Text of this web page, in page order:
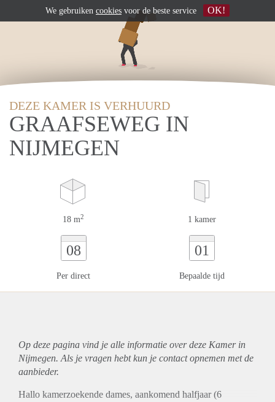
DEZE KAMER IS VERHUURD
GRAAFSEWEG IN
NIJMEGEN
18 m2 1 kamer
08
Per direct
01
Bepaalde tijd
Op deze pagina vind je alle informatie over deze Kamer in
Nijmegen. Als je vragen hebt kun je contact opnemen met de
aanbieder.
Hallo kamerzoekende dames, aankomend halfjaar (6
We gebruiken cookies voor de beste service OK!